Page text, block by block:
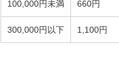
100,000円未満 660円
300,000円以下 1,100円